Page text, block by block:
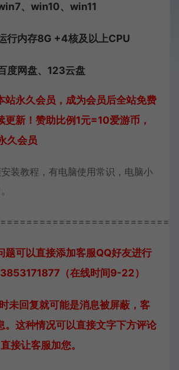
、win10、win11
行内存8G +4核及以上CPU
度网盘、 123云盘
站永久会员，成为会员后全站免费
更新！赞助比例1元=10爱游币，
久会员
装教程，有电脑使用常识，电脑小
题可以直接添加客服QQ好友进行
（在线时间9-22）
未回复就可能是消息被屏蔽，客
。这种情况可以直接文字下方评论
接让客服加您。